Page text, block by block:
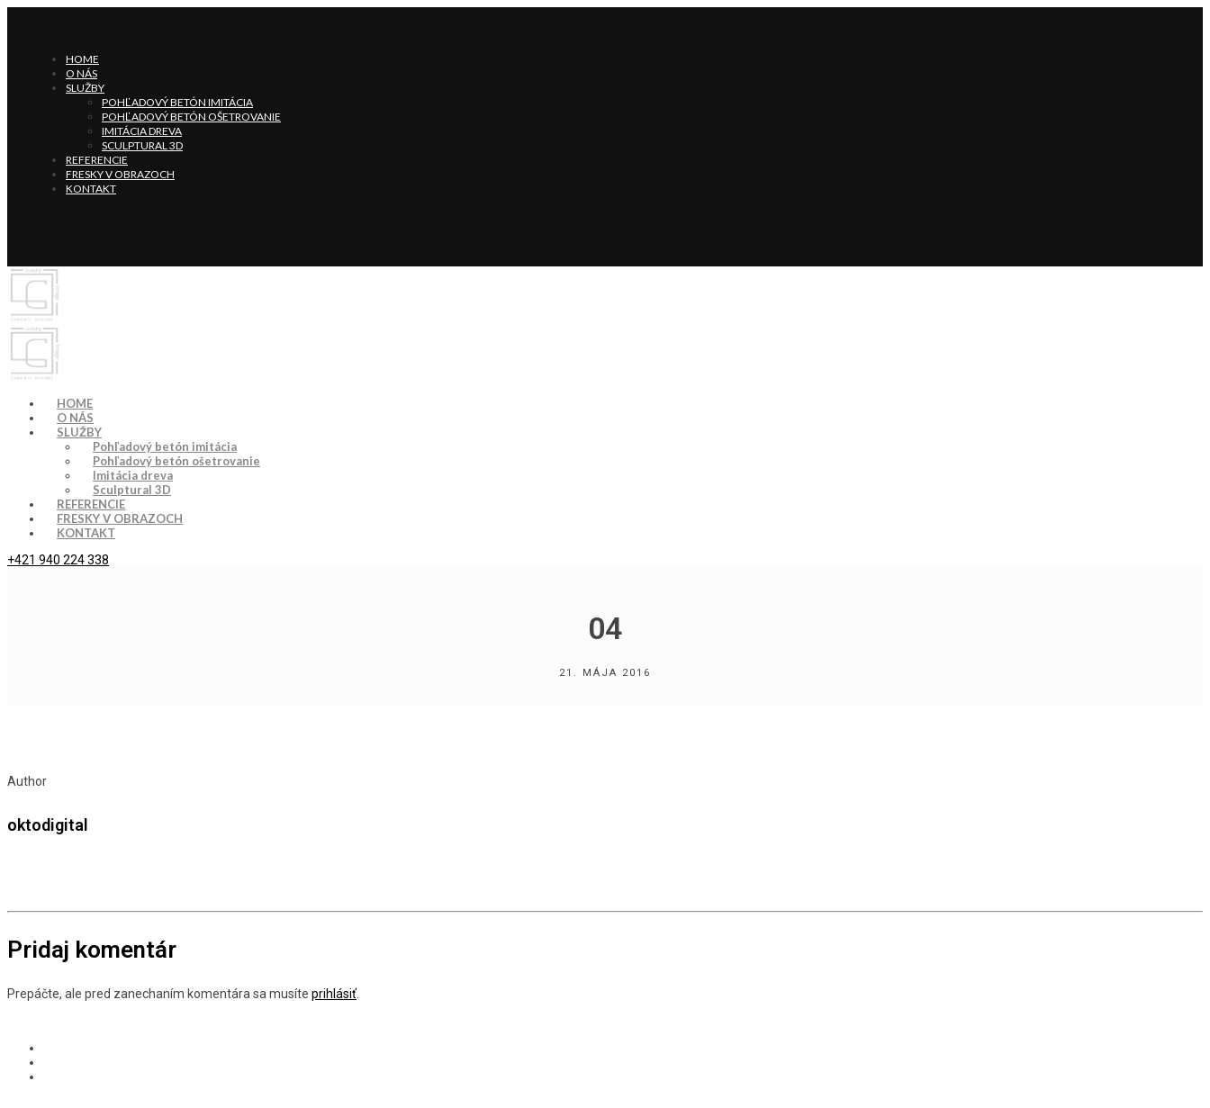
HOME
O NÁS
SLUŽBY
POHĽADOVÝ BETÓN IMITÁCIA
POHĽADOVÝ BETÓN OŠETROVANIE
IMITÁCIA DREVA
SCULPTURAL 3D
REFERENCIE
FRESKY V OBRAZOCH
KONTAKT
HOME
O NÁS
SLUŽBY
Pohľadový betón imitácia
Pohľadový betón ošetrovanie
Imitácia dreva
Sculptural 3D
REFERENCIE
FRESKY V OBRAZOCH
KONTAKT
+421 940 224 338
04
21. MÁJA 2016
Author
oktodigital
Pridaj komentár
Prepáčte, ale pred zanechaním komentára sa musíte prihlásiť